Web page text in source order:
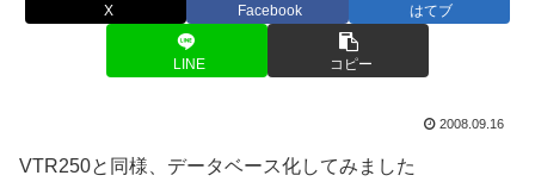
X Facebook はてブ
LINE コピー
2008.09.16
VTR250と同様、データベース化してみました